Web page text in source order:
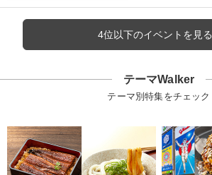
4位以下のイベントを見る
テーマWalker
テーマ別特集をチェック